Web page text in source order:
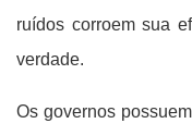
ruídos corroem sua
verdade.
Os governos